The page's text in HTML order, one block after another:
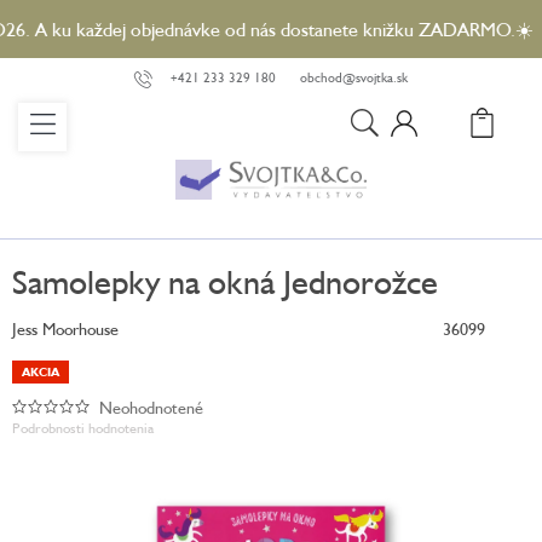
na
obsah
ku každej objednávke od nás dostanete knižku ZADARMO.☀️
+421 233 329 180 obchod@svojtka.sk
Samolepky na okná Jednorožce
Jess Moorhouse 36099
Podrobnosti hodnotenia
AKCIA
Priemerné
hodnotenie
Neohodnotené